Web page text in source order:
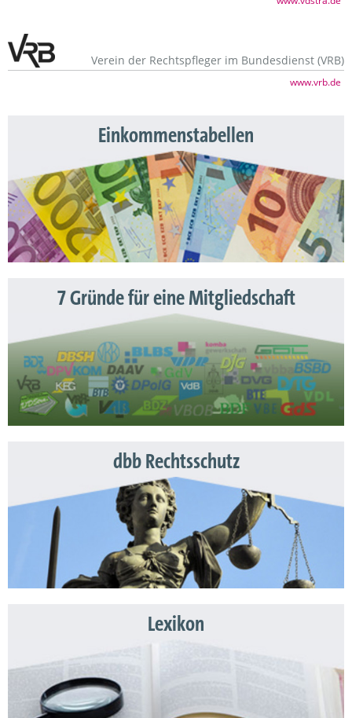
Verein der Rechtspfleger im Bundesdienst (VRB)
www.vrb.de
Einkommenstabellen
7 Gründe für eine Mitgliedschaft
dbb Rechtsschutz
Lexikon